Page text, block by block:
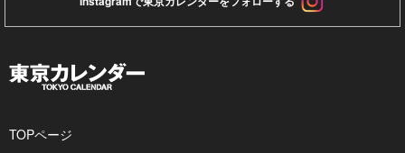
TOPページ